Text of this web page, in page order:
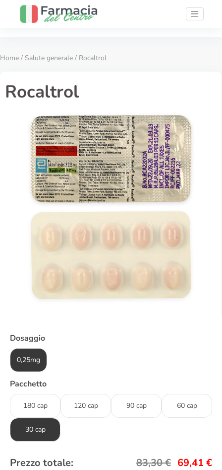
Home / Salute generale / Rocaltrol
Rocaltrol
Dosaggio
0,25mg
Pacchetto
180 cap 120 cap 90 cap 60 cap
30 cap
Prezzo totale: 83,30€ 69,41 €